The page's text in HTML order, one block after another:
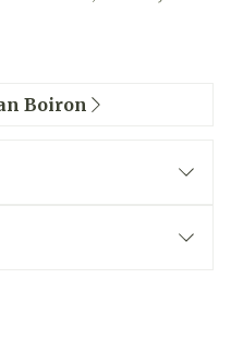
Boiron